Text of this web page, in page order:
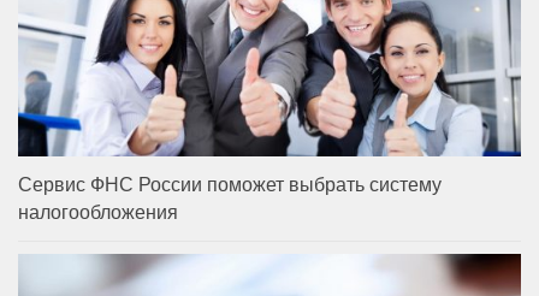
Сервис ФНС России поможет выбрать систему
налогообложения